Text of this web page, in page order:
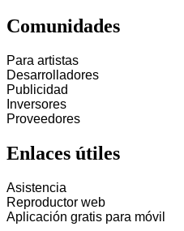
Comunidades
Para artistas
Desarrolladores
Publicidad
Inversores
Proveedores
Enlaces útiles
Asistencia
Reproductor web
Aplicación gratis para móvil